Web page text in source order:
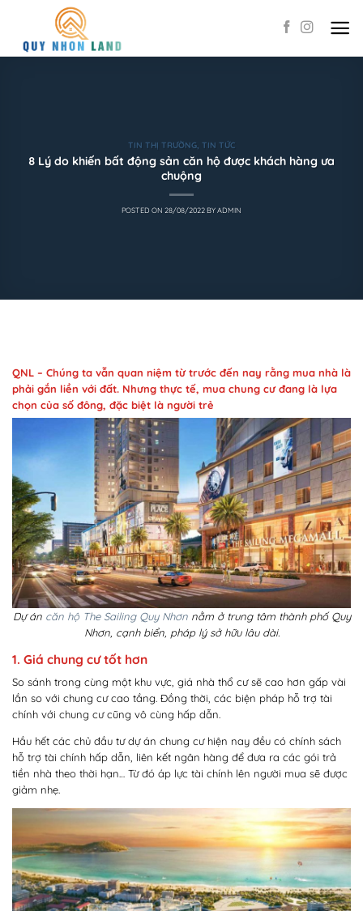
content
TIN THỊ TRƯỜNG, TIN TỨC
8 Lý do khiến bất động sản căn hộ được khách hàng ưa
chuộng
POSTED ON 28/08/2022BYADMIN
QNL – Chúng ta vẫn quan niệm từ trước đến nay rằng mua nhà là
phải gắn liền với đất. Nhưng thực tế, mua chung cư đang là lựa
chọn của số đông, đặc biệt là người trẻ
Dự án căn hộ The Sailing Quy Nhơnnằm ở trung tâm thành phố Quy
Nhơn, cạnh biển, pháp lý sở hữu lâu dài.
1. Giá chung cư tốt hơn
So sánh trong cùng một khu vực, giá nhà thổ cư sẽ cao hơn gấp vài
lần so với chung cư cao tầng. Đồng thời, các biện pháp hỗ trợ tài
chính với chung cư cũng vô cùng hấp dẫn.
Hầu hết các chủ đầu tư dự án chung cư hiện nay đều có chính sách
hỗ trợ tài chính hấp dẫn, liên kết ngân hàng để đưa ra các gói trả
tiền nhà theo thời hạn… Từ đó áp lực tài chính lên người mua sẽ được
giảm nhẹ.